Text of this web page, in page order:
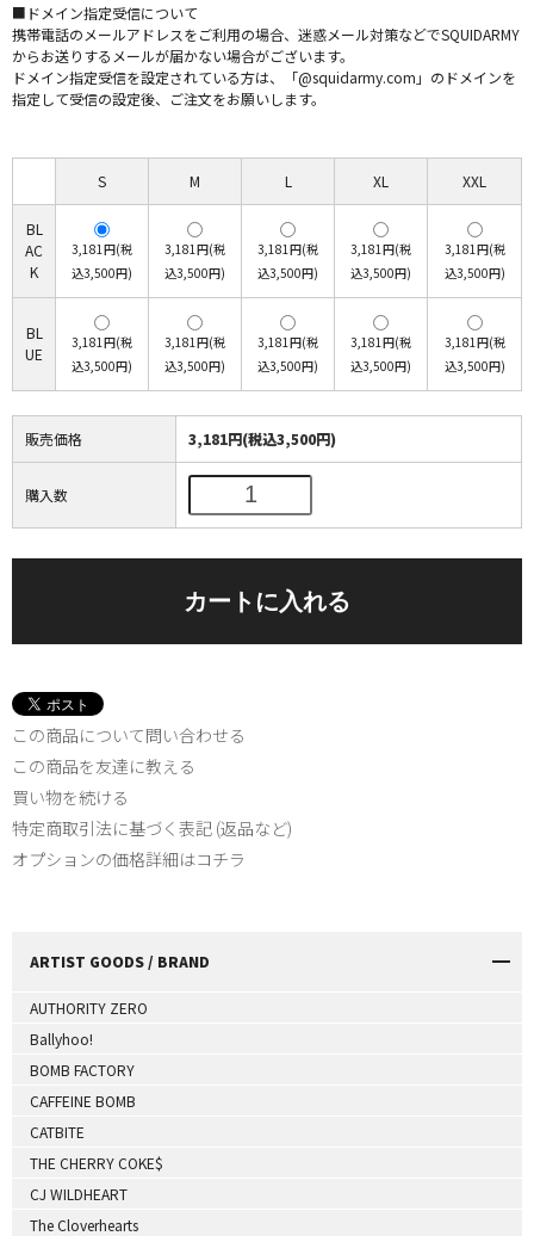
■ドメイン指定受信について
携帯電話のメールアドレスをご利用の場合、迷惑メール対策などでSQUIDARMY
からお送りするメールが届かない場合がございます。
ドメイン指定受信を設定されている方は、「@squidarmy.com」のドメインを
指定して受信の設定後、ご注文をお願いします。
S M L XL XXL
BL
AC
K
3,181円(税
込3,500円)
3,181円(税
込3,500円)
3,181円(税
込3,500円)
3,181円(税
込3,500円)
3,181円(税
込3,500円)
BL
UE
3,181円(税
込3,500円)
3,181円(税
込3,500円)
3,181円(税
込3,500円)
3,181円(税
込3,500円)
3,181円(税
込3,500円)
販売価格 3,181円(税込3,500円)
購入数
この商品について問い合わせる
この商品を友達に教える
買い物を続ける
特定商取引法に基づく表記 (返品など)
オプションの価格詳細はコチラ
ARTIST GOODS / BRAND
AUTHORITY ZERO
Ballyhoo!
BOMB FACTORY
CAFFEINE BOMB
CATBITE
THE CHERRY COKE$
CJ WILDHEART
The Cloverhearts